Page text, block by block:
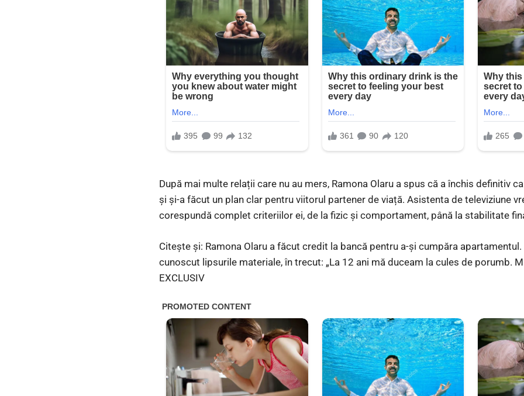
După mai multe relații care nu au mers, Ramona Olaru a spus că a închis definitiv
și și-a făcut un plan clar pentru viitorul partener de viață. Asistenta de televiziune
corespundă complet criteriilor ei, de la fizic și comportament, până la stabilitate
Citește și: Ramona Olaru a făcut credit la bancă pentru a-și cumpăra
cunoscut lipsurile materiale, în trecut: „La 12 ani mă duceam la cules de porumb.
EXCLUSIV